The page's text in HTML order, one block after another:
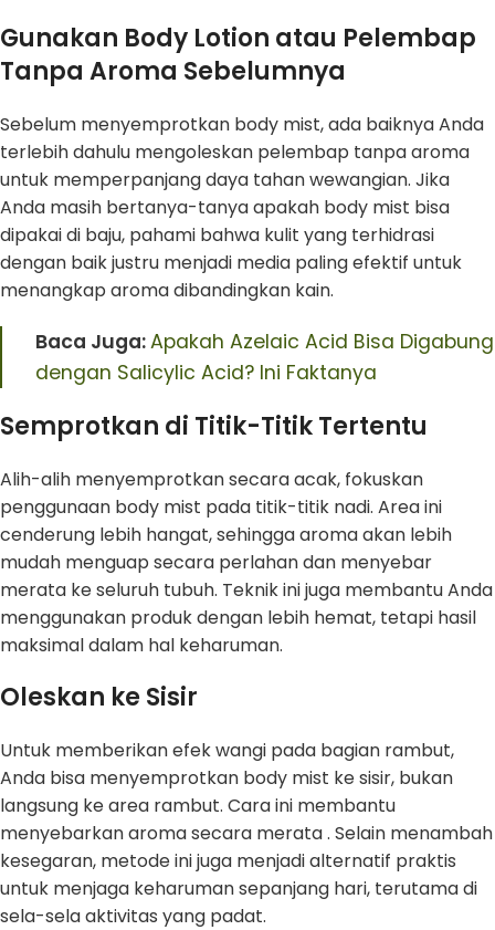
Gunakan Body Lotion atau Pelembap
Tanpa Aroma Sebelumnya
Sebelum menyemprotkan body mist, ada baiknya Anda
terlebih dahulu mengoleskan pelembap tanpa aroma
untuk memperpanjang daya tahan wewangian. Jika
Anda masih bertanya-tanya apakah body mist bisa
dipakai di baju, pahami bahwa kulit yang terhidrasi
dengan baik justru menjadi media paling efektif untuk
menangkap aroma dibandingkan kain.
Baca Juga:Apakah Azelaic Acid Bisa Digabung
dengan Salicylic Acid? Ini Faktanya
Semprotkan di Titik-Titik Tertentu
Alih-alih menyemprotkan secara acak, fokuskan
penggunaan body mist pada titik-titik nadi. Area ini
cenderung lebih hangat, sehingga aroma akan lebih
mudah menguap secara perlahan dan menyebar
merata ke seluruh tubuh. Teknik ini juga membantu Anda
menggunakan produk dengan lebih hemat, tetapi hasil
maksimal dalam hal keharuman.
Oleskan ke Sisir
Untuk memberikan efek wangi pada bagian rambut,
Anda bisa menyemprotkan body mist ke sisir, bukan
langsung ke area rambut. Cara ini membantu
menyebarkan aroma secara merata . Selain menambah
kesegaran, metode ini juga menjadi alternatif praktis
untuk menjaga keharuman sepanjang hari, terutama di
sela-sela aktivitas yang padat.